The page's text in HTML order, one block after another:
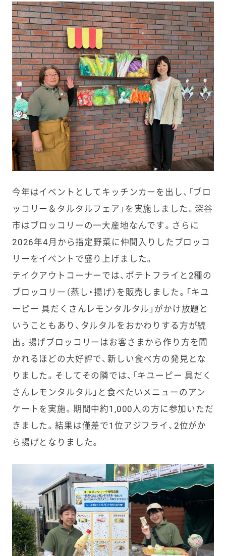
今年はイベントとしてキッチンカーを出し、「ブロ
ッコリー＆タルタルフェア」を実施しました。深谷
市はブロッコリーの一大産地なんです。さらに
2026年4月から指定野菜に仲間入りしたブロッコ
リーをイベントで盛り上げました。
テイクアウトコーナーでは、ポテトフライと2種の
ブロッコリー（蒸し・揚げ）を販売しました。「キユ
ーピー 具だくさんレモンタルタル」がかけ放題と
いうこともあり、タルタルをおかわりする方が続
出。揚げブロッコリーはお客さまから作り方を聞
かれるほどの大好評で、新しい食べ方の発見とな
りました。そしてその隣では、「キユーピー 具だく
さんレモンタルタル」と食べたいメニューのアン
ケートを実施。期間中約1,000人の方に参加いただ
きました。結果は僅差で1位アジフライ、2位がか
ら揚げとなりました。